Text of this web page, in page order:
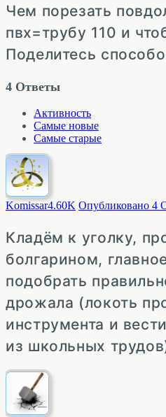
Чем порезать
пвх=трубу 110 и
Поделитесь
4 Ответы
Активность
Самые новые
Самые старые
Komissar4.60K Опубликовано 4
Кладём к уголку,
болгарином,
подобрать
дрожала (локоть
инструмента и
из школьных